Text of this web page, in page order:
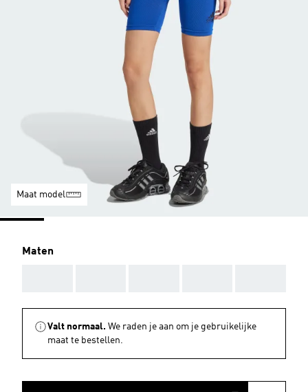
Maat model
Maten
Valt normaal. We raden je aan om je gebruikelijke
maat te bestellen.